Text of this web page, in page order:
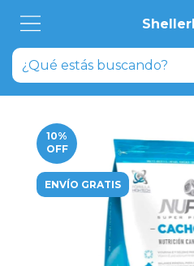
10%
OFF
ENVÍO GRATIS